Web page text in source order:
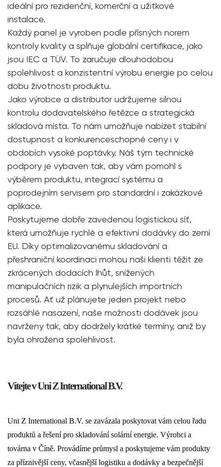
ideální pro rezidenční, komerční a užitkové
instalace.
Každý panel je vyroben podle přísných norem
kontroly kvality a splňuje globální certifikace, jako
jsou IEC a TÜV. To zaručuje dlouhodobou
spolehlivost a konzistentní výrobu energie po celou
dobu životnosti produktu.
Jako výrobce a distributor udržujeme silnou
kontrolu dodavatelského řetězce a strategická
skladová místa. To nám umožňuje nabízet stabilní
dostupnost a konkurenceschopné ceny i v
obdobích vysoké poptávky. Náš tým technické
podpory je vybaven tak, aby vám pomohl s
výběrem produktu, integrací systému a
poprodejním servisem pro standardní i zakázkové
aplikace.
Poskytujeme dobře zavedenou logistickou síť,
která umožňuje rychlé a efektivní dodávky do zemí
EU. Díky optimalizovanému skladování a
přeshraniční koordinaci mohou naši klienti těžit ze
zkrácených dodacích lhůt, snížených
manipulačních rizik a plynulejších importních
procesů. Ať už plánujete jeden projekt nebo
rozsáhlé nasazení, naše možnosti dodávek jsou
navrženy tak, aby dodržely krátké termíny, aniž by
byla ohrožena spolehlivost.
Vítejte v Uni Z International B.V.
Uni Z International B.V. se zavázala poskytovat vám celou řadu
produktů a řešení pro skladování solární energie. Výrobci a
továrna v Číně. Provádíme průmysl a poskytujeme vám produkty
za příznivější ceny, včasnější logistiku a dodávky a bezpečnější